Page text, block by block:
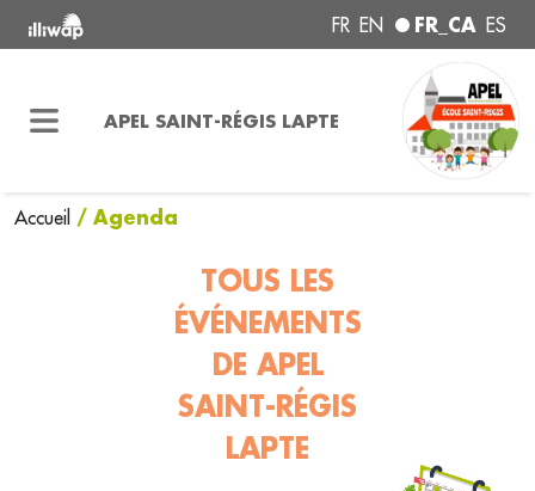
FR EN FR_CA ES
APEL SAINT-RÉGIS LAPTE
Accueil / Agenda
TOUS LES
ÉVÉNEMENTS
DE APEL
SAINT-RÉGIS
LAPTE